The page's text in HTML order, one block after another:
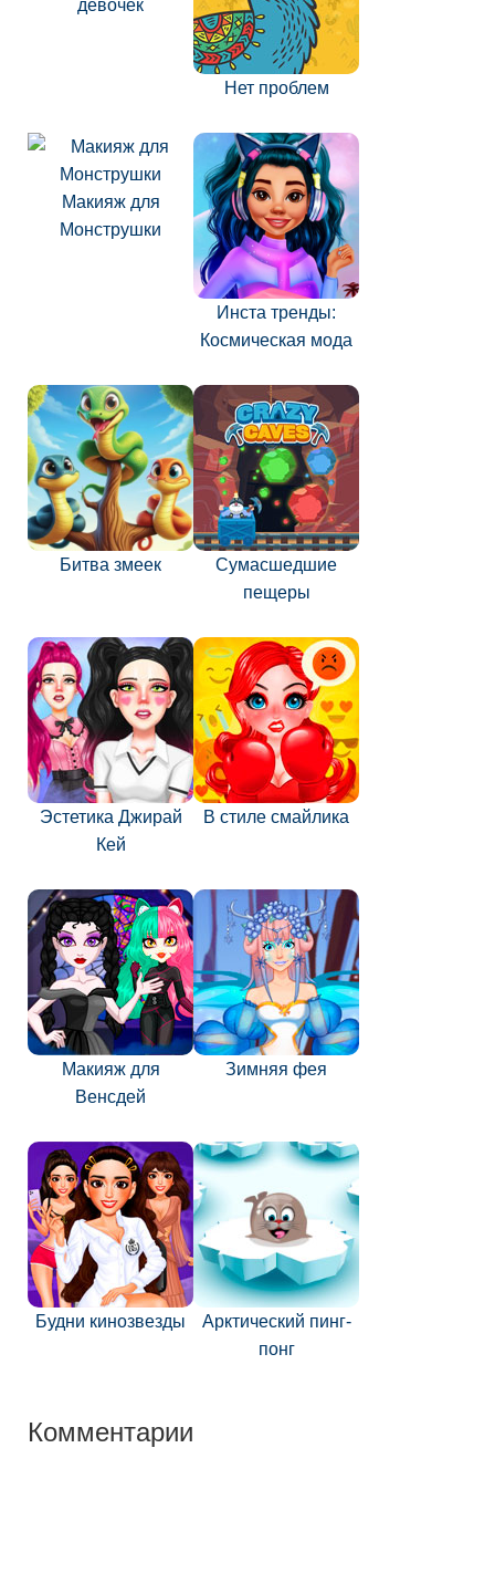
девочек
Нет проблем
Макияж для
Монструшки
Инста тренды:
Космическая мода
Битва змеек
Сумасшедшие
пещеры
Эстетика Джирай
Кей
В стиле смайлика
Макияж для
Венсдей
Зимняя фея
Будни кинозвезды
Арктический пинг-
понг
Комментарии